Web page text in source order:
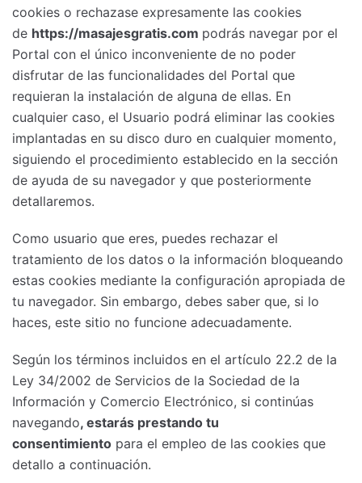
cookies o rechazase expresamente las cookies
de https://masajesgratis.com podrás navegar por el
Portal con el único inconveniente de no poder
disfrutar de las funcionalidades del Portal que
requieran la instalación de alguna de ellas. En
cualquier caso, el Usuario podrá eliminar las cookies
implantadas en su disco duro en cualquier momento,
siguiendo el procedimiento establecido en la sección
de ayuda de su navegador y que posteriormente
detallaremos.
Como usuario que eres, puedes rechazar el
tratamiento de los datos o la información bloqueando
estas cookies mediante la configuración apropiada de
tu navegador. Sin embargo, debes saber que, si lo
haces, este sitio no funcione adecuadamente.
Según los términos incluidos en el artículo 22.2 de la
Ley 34/2002 de Servicios de la Sociedad de la
Información y Comercio Electrónico, si continúas
navegando, estarás prestando tu
consentimiento para el empleo de las cookies que
detallo a continuación.